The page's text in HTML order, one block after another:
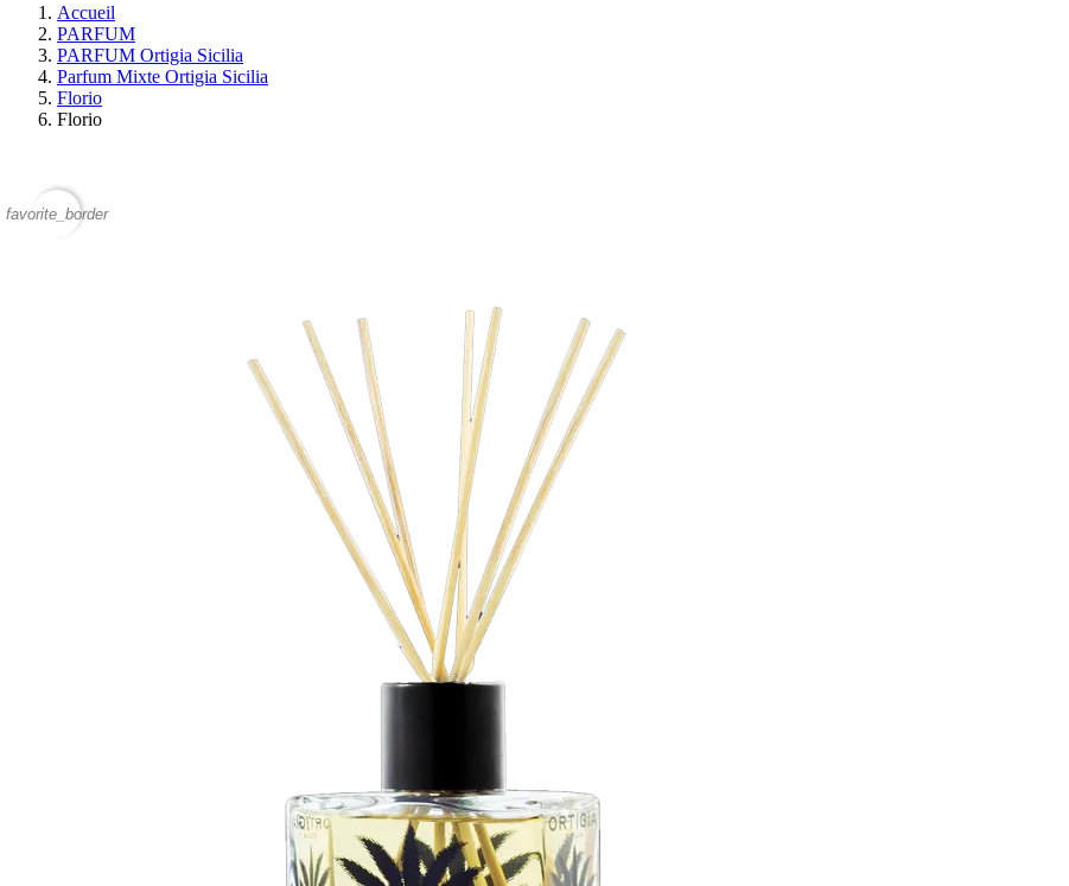
Accueil
PARFUM
PARFUM Ortigia Sicilia
Parfum Mixte Ortigia Sicilia
Florio
Florio
favorite_border